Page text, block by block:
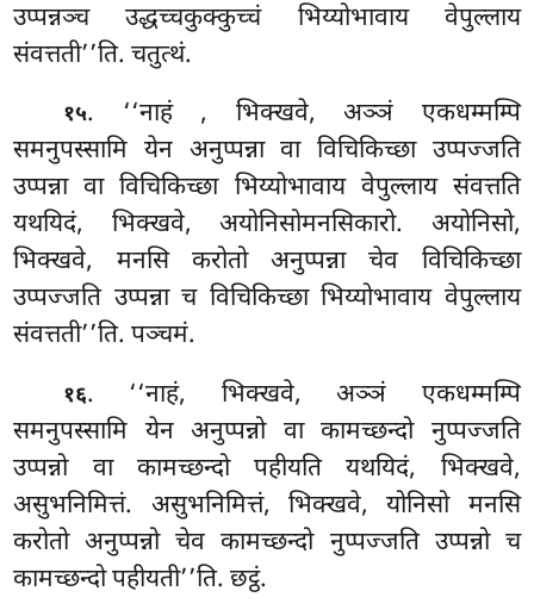
उप्पन्नञ्च उद्धच्चकुक्कुच्चं भिय्योभावाय वेपुल्लाय
संवत्तती’’ति. चतुत्थं.
१५. ‘‘नाहं , भिक्खवे, अञ्ञं एकधम्मम्पि
समनुपस्सामि येन अनुप्पन्ना वा विचिकिच्छा उप्पज्जति
उप्पन्ना वा विचिकिच्छा भिय्योभावाय वेपुल्लाय संवत्तति
यथयिदं, भिक्खवे, अयोनिसोमनसिकारो. अयोनिसो,
भिक्खवे, मनसि करोतो अनुप्पन्ना चेव विचिकिच्छा
उप्पज्जति उप्पन्ना च विचिकिच्छा भिय्योभावाय वेपुल्लाय
संवत्तती’’ति. पञ्चमं.
१६. ‘‘नाहं, भिक्खवे, अञ्ञं एकधम्मम्पि
समनुपस्सामि येन अनुप्पन्नो वा कामच्छन्दो नुप्पज्जति
उप्पन्नो वा कामच्छन्दो पहीयति यथयिदं, भिक्खवे,
असुभनिमित्तं. असुभनिमित्तं, भिक्खवे, योनिसो मनसि
करोतो अनुप्पन्नो चेव कामच्छन्दो नुप्पज्जति उप्पन्नो च
कामच्छन्दो पहीयती’’ति. छट्ठं.